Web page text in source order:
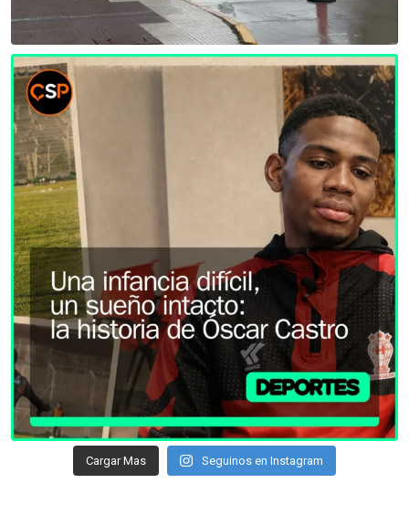
Cargar Mas Seguinos en Instagram